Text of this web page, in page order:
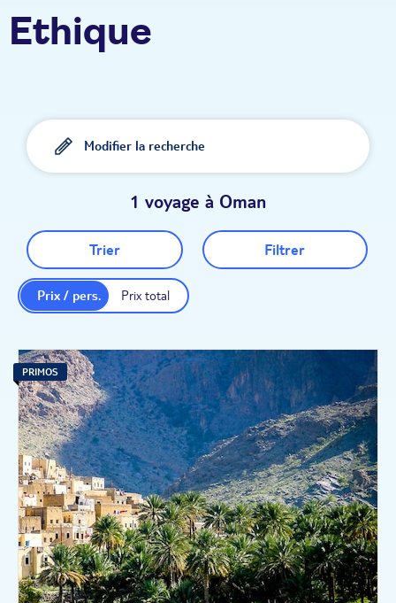
Ethique
Modifier la recherche
1 voyage à Oman
Trier Filtrer
Prix total
Prix / pers.
PRIMOS